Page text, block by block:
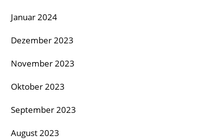
Januar 2024
Dezember 2023
November 2023
Oktober 2023
September 2023
August 2023